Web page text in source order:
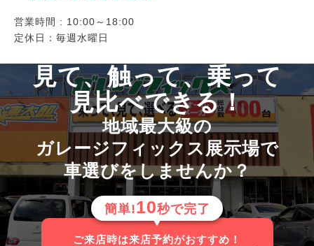
営業時間 : 10:00～18:00
定休日：毎週水曜日
見て、触って、乗って
見比べできる！
地域最大級の
ガレージフィックス展示場で
車選びをしませんか？
簡単!10秒で完了
ご来店時は来店予約がおすすめ！